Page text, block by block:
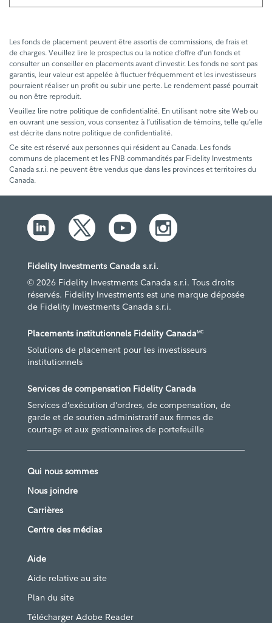
Les fonds de placement peuvent être assortis de commissions, de frais et
de charges. Veuillez lire le prospectus ou la notice d’offre d’un fonds et
consulter un conseiller en placements avant d’investir. Les fonds ne sont pas
garantis, leur valeur est appelée à fluctuer fréquemment et les investisseurs
pourraient réaliser un profit ou subir une perte. Le rendement passé pourrait
ou non être reproduit.
Veuillez lire notre politique de confidentialité. En utilisant notre site Web ou
en ouvrant une session, vous consentez à l’utilisation de témoins, telle qu’elle
est décrite dans notre politique de confidentialité.
Ce site est réservé aux personnes qui résident au Canada. Les fonds
communs de placement et les FNB commandités par Fidelity Investments
Canada s.r.i. ne peuvent être vendus que dans les provinces et territoires du
Canada.
Fidelity Investments Canada s.r.i.
© 2026 Fidelity Investments Canada s.r.i. Tous droits
réservés. Fidelity Investments est une marque déposée
de Fidelity Investments Canada s.r.i.
Placements institutionnels Fidelity CanadaMC
Solutions de placement pour les investisseurs
institutionnels
Services de compensation Fidelity Canada
Services d’exécution d’ordres, de compensation, de
garde et de soutien administratif aux firmes de
courtage et aux gestionnaires de portefeuille
Qui nous sommes
Nous joindre
Carrières
Centre des médias
Aide
Aide relative au site
Plan du site
Télécharger Adobe Reader